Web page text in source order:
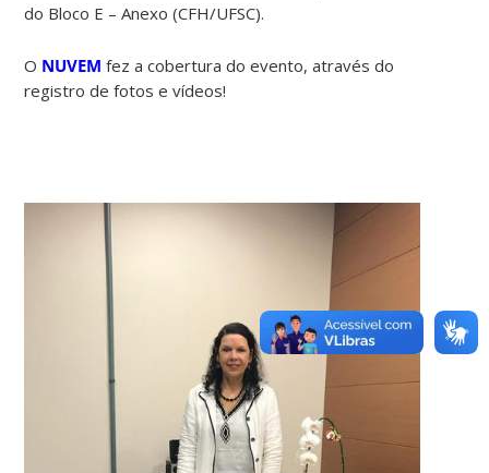
do Bloco E – Anexo (CFH/UFSC).
O NUVEM fez a cobertura do evento, através do
registro de fotos e vídeos!